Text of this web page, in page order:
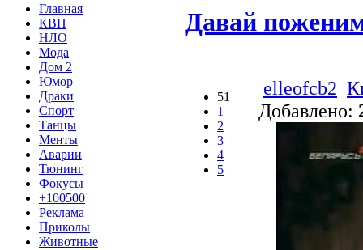
Главная
КВН
НЛО
Мода
Дом 2
Юмор
Драки
Спорт
Танцы
Менты
Аварии
Тюнинг
Фокусы
+100500
Реклама
Приколы
Животные
Давай
51
1
2
3
4
5
elleofcb2
Добавлено: